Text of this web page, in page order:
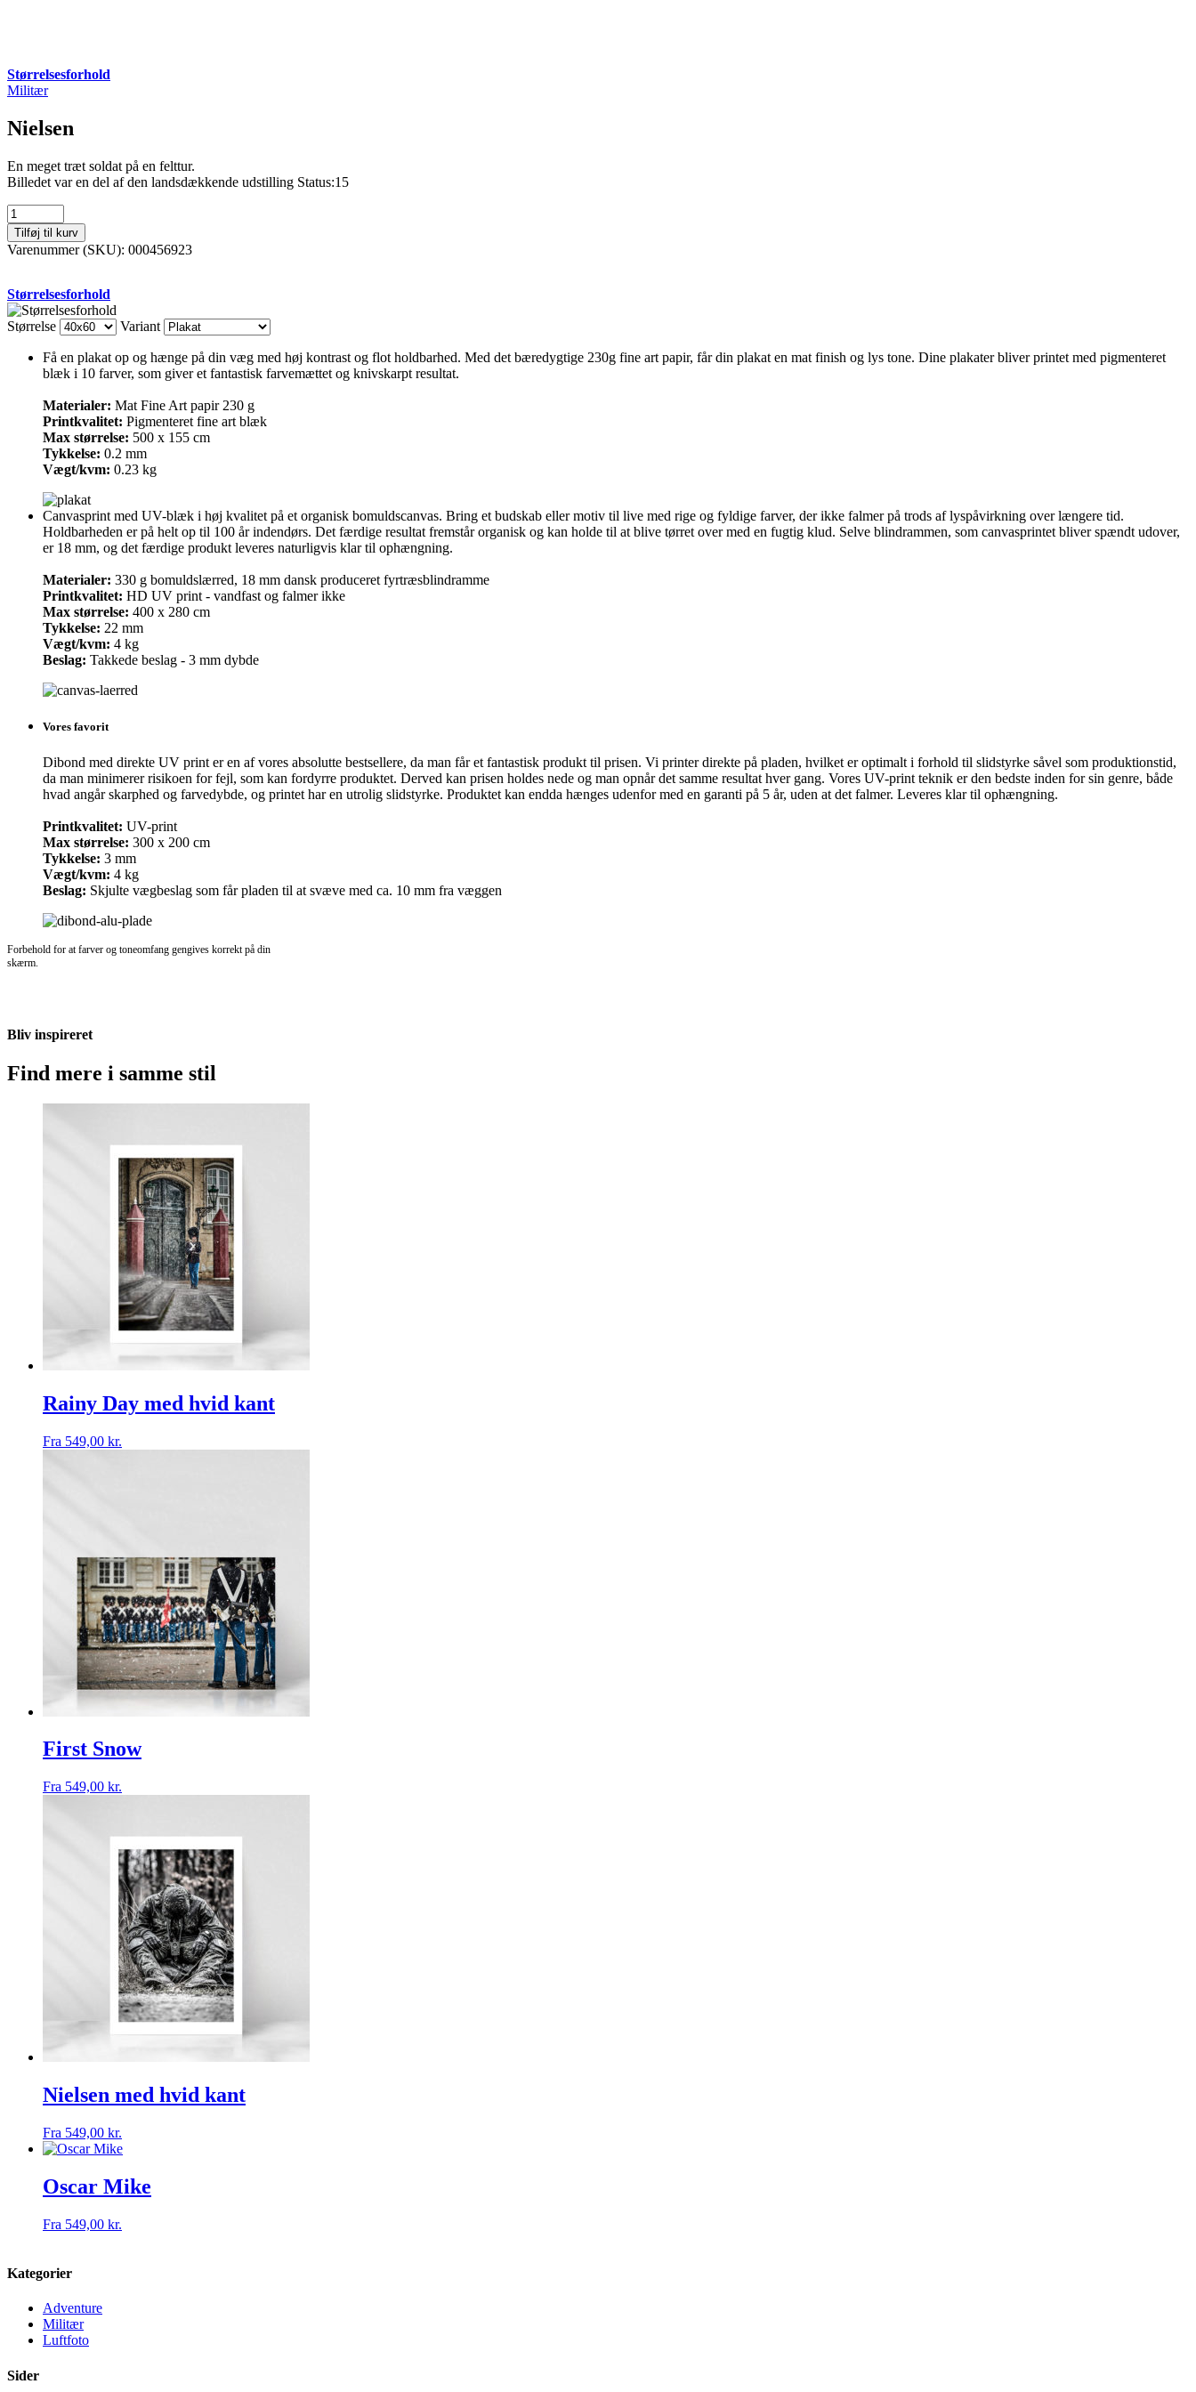
Størrelsesforhold
Militær
Nielsen
En meget træt soldat på en felttur.
Billedet var en del af den landsdækkende udstilling Status:15
Nielsen
antal
Tilføj til kurv
Varenummer (SKU): 000456923
Størrelsesforhold
Størrelse Variant
Få en plakat op og hænge på din væg med høj kontrast og flot holdbarhed. Med det bæredygtige 230g fine art papir, får din plakat en mat finish og lys tone. Dine plakater bliver printet med pigmenteret
blæk i 10 farver, som giver et fantastisk farvemættet og knivskarpt resultat.
Materialer: Mat Fine Art papir 230 g
Printkvalitet: Pigmenteret fine art blæk
Max størrelse: 500 x 155 cm
Tykkelse: 0.2 mm
Vægt/kvm: 0.23 kg
Canvasprint med UV-blæk i høj kvalitet på et organisk bomuldscanvas. Bring et budskab eller motiv til live med rige og fyldige farver, der ikke falmer på trods af lyspåvirkning over længere tid.
Holdbarheden er på helt op til 100 år indendørs. Det færdige resultat fremstår organisk og kan holde til at blive tørret over med en fugtig klud. Selve blindrammen, som canvasprintet bliver spændt udover,
er 18 mm, og det færdige produkt leveres naturligvis klar til ophængning.
Materialer: 330 g bomuldslærred, 18 mm dansk produceret fyrtræsblindramme
Printkvalitet: HD UV print - vandfast og falmer ikke
Max størrelse: 400 x 280 cm
Tykkelse: 22 mm
Vægt/kvm: 4 kg
Beslag: Takkede beslag - 3 mm dybde
Vores favorit
Dibond med direkte UV print er en af vores absolutte bestsellere, da man får et fantastisk produkt til prisen. Vi printer direkte på pladen, hvilket er optimalt i forhold til slidstyrke såvel som produktionstid,
da man minimerer risikoen for fejl, som kan fordyrre produktet. Derved kan prisen holdes nede og man opnår det samme resultat hver gang. Vores UV-print teknik er den bedste inden for sin genre, både
hvad angår skarphed og farvedybde, og printet har en utrolig slidstyrke. Produktet kan endda hænges udenfor med en garanti på 5 år, uden at det falmer. Leveres klar til ophængning.
Printkvalitet: UV-print
Max størrelse: 300 x 200 cm
Tykkelse: 3 mm
Vægt/kvm: 4 kg
Beslag: Skjulte vægbeslag som får pladen til at svæve med ca. 10 mm fra væggen
Forbehold for at farver og toneomfang gengives korrekt på din
skærm.
Bliv inspireret
Find mere i samme stil
Rainy Day med hvid kant
Fra 549,00 kr.
First Snow
Fra 549,00 kr.
Nielsen med hvid kant
Fra 549,00 kr.
Oscar Mike
Fra 549,00 kr.
Kategorier
Adventure
Militær
Luftfoto
Sider